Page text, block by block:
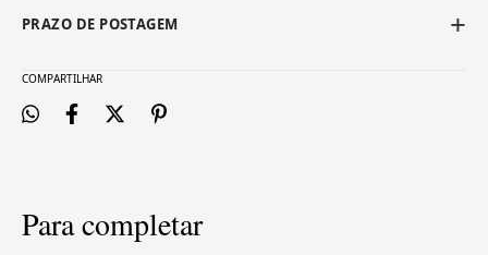
PRAZO DE POSTAGEM
COMPARTILHAR
Para completar